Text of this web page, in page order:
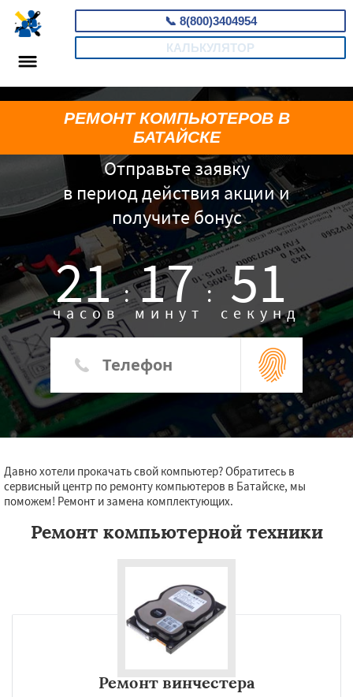
📞 8(800)3404954
КАЛЬКУЛЯТОР
Отправьте заявку
в период действия акции и
получите бонус
21 :
часов 17 :
минут 50
секунд
РЕМОНТ КОМПЬЮТЕРОВ В
БАТАЙСКЕ
Давно хотели прокачать свой компьютер? Обратитесь в
сервисный центр по ремонту компьютеров в Батайске, мы
поможем! Ремонт и замена комплектующих.
Ремонт компьютерной техники
Ремонт винчестера